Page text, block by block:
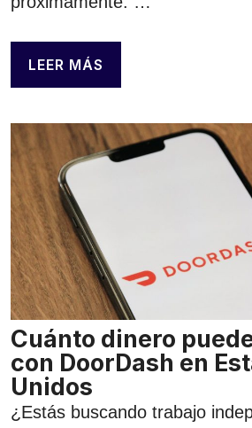
LEER MÁS
Cuánto dinero
con DoorDash en
Unidos
¿Estás buscando trabajo